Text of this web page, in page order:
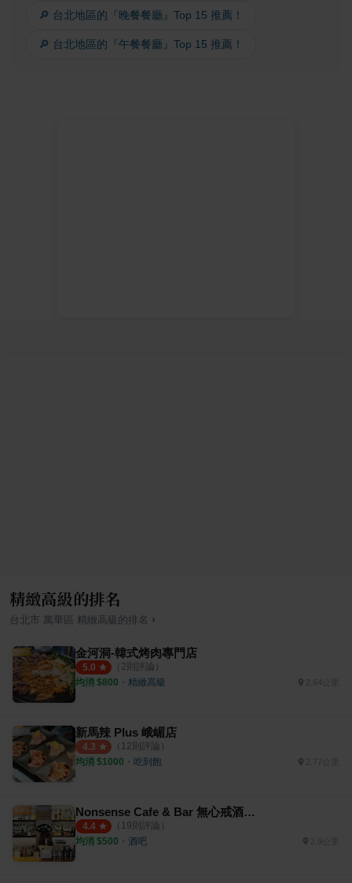
🔎 台北地區的『晚餐餐廳』Top 15 推薦！
🔎 台北地區的『午餐餐廳』Top 15 推薦！
精緻高級的排名
台北市 萬華區 精緻高級 的排名 ›
金河洞-韓式烤肉專門店
5.0 （ 2則評論）
均消 $800 ・ 精緻高級 2.64公里
新馬辣 Plus 峨嵋店
4.3 （ 12則評論）
均消 $1000 ・ 吃到飽 2.77公里
Nonsense Cafe & Bar 無心戒酒互助會
4.4 （ 19則評論）
均消 $500 ・ 酒吧 2.9公里